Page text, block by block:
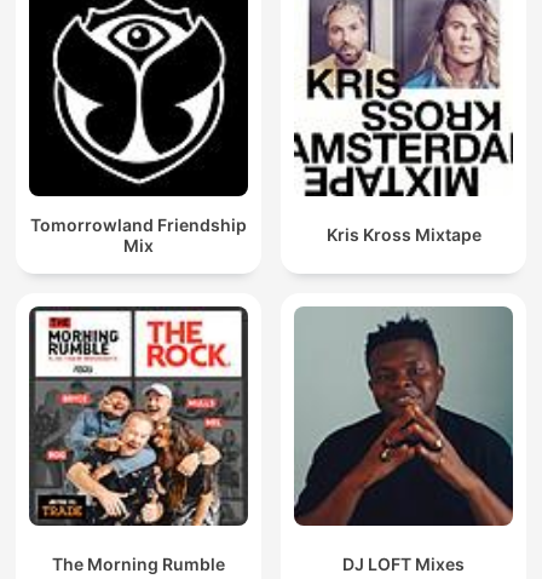
Tomorrowland Friendship
Mix
Kris Kross Mixtape
The Morning Rumble DJ LOFT Mixes